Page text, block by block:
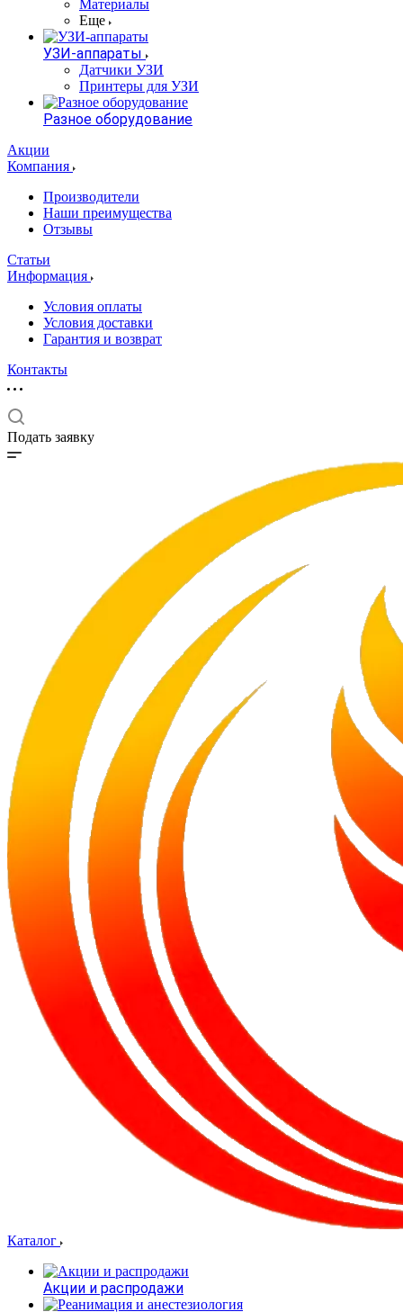
Материалы
Еще
УЗИ-аппараты
Датчики УЗИ
Принтеры для УЗИ
Разное оборудование
Акции
Компания
Производители
Наши преимущества
Отзывы
Статьи
Информация
Условия оплаты
Условия доставки
Гарантия и возврат
Контакты
Подать заявку
Каталог
Акции и распродажи